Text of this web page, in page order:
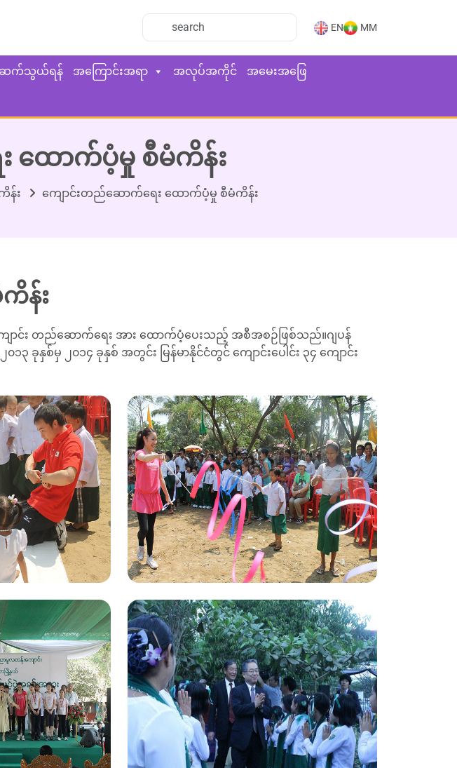
EN MM
ဆက်သွယ်ရန် အကြောင်းအရာ အလုပ်အကိုင် အမေးအဖြေ
ထောက်ပံ့မှု စီမံကိန်း
န်း ကျောင်းတည်ဆောက်ရေး ထောက်ပံ့မှု စီမံကိန်း
န်း
ာင်း တည်ဆောက်ရေး အား ထောက်ပံ့ပေးသည့် အစီအစဉ်ဖြစ်သည်။ဂျပန်
ခုနှစ်မှ ၂၀၁၄ ခုနှစ် အတွင်း မြန်မာနိုင်ငံတွင် ကျောင်းပေါင်း ၃၄ ကျောင်း